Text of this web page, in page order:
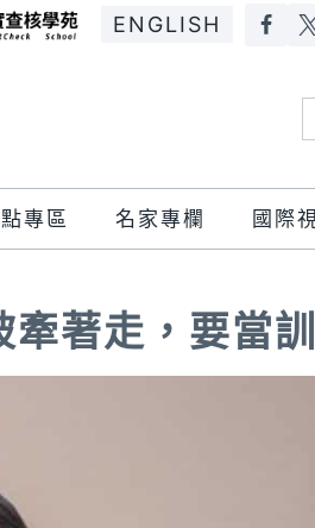
ENGLISH
專區 名家專欄 國際
著走，要當